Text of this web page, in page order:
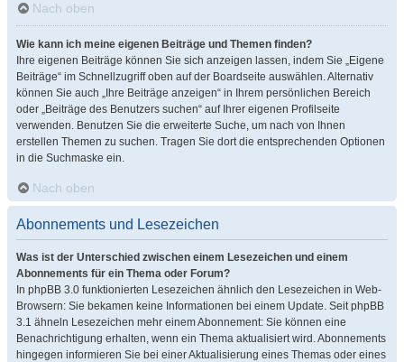
Nach oben
Wie kann ich meine eigenen Beiträge und Themen finden?
Ihre eigenen Beiträge können Sie sich anzeigen lassen, indem Sie „Eigene
Beiträge“ im Schnellzugriff oben auf der Boardseite auswählen. Alternativ
können Sie auch „Ihre Beiträge anzeigen“ in Ihrem persönlichen Bereich
oder „Beiträge des Benutzers suchen“ auf Ihrer eigenen Profilseite
verwenden. Benutzen Sie die erweiterte Suche, um nach von Ihnen
erstellen Themen zu suchen. Tragen Sie dort die entsprechenden Optionen
in die Suchmaske ein.
Nach oben
Abonnements und Lesezeichen
Was ist der Unterschied zwischen einem Lesezeichen und einem
Abonnements für ein Thema oder Forum?
In phpBB 3.0 funktionierten Lesezeichen ähnlich den Lesezeichen in Web-
Browsern: Sie bekamen keine Informationen bei einem Update. Seit phpBB
3.1 ähneln Lesezeichen mehr einem Abonnement: Sie können eine
Benachrichtigung erhalten, wenn ein Thema aktualisiert wird. Abonnements
hingegen informieren Sie bei einer Aktualisierung eines Themas oder eines